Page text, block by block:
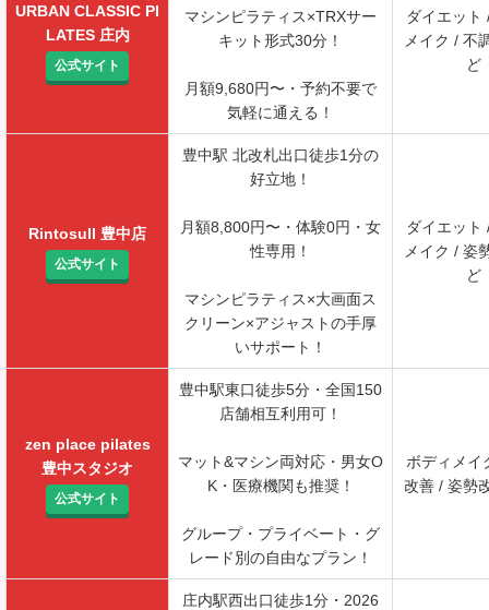
URBAN CLASSIC PI
LATES 庄内
公式サイト
マシンピラティス×TRXサー
キット形式30分！
月額9,680円〜・予約不要で
気軽に通える！
ダイエット
メイク / 不
ど
Rintosull 豊中店
公式サイト
豊中駅 北改札出口徒歩1分の
好立地！
月額8,800円〜・体験0円・女
性専用！
マシンピラティス×大画面ス
クリーン×アジャストの手厚
いサポート！
ダイエット
メイク / 姿
ど
zen place pilates
豊中スタジオ
公式サイト
豊中駅東口徒歩5分・全国150
店舗相互利用可！
マット&マシン両対応・男女O
K・医療機関も推奨！
グループ・プライベート・グ
レード別の自由なプラン！
ボディメイ
改善 / 姿勢
庄内駅西出口徒歩1分・2026